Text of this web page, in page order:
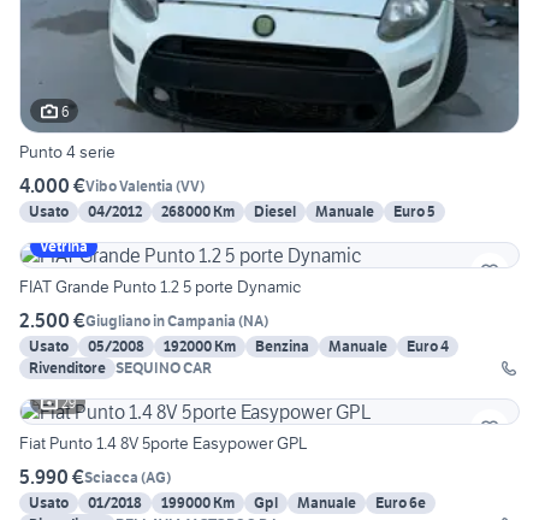
6
Punto 4 serie
4.000 €Vibo Valentia (VV)
Usato
04/2012 268000 Km Diesel Manuale
Euro 5
Vetrina
FIAT Grande Punto 1.2 5 porte Dynamic
2.500 €Giugliano in Campania (NA)
Usato
05/2008 192000 Km Benzina Manuale
Euro 4
Rivenditore SEQUINO CAR
29
Fiat Punto 1.4 8V 5porte Easypower GPL
5.990 €Sciacca (AG)
Usato
01/2018 199000 Km Gpl Manuale
Euro 6e